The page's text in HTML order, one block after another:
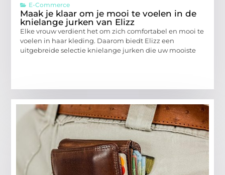
E-Commerce
Maak je klaar om je mooi te voelen in de
knielange jurken van Elizz
Elke vrouw verdient het om zich comfortabel en mooi te
voelen in haar kleding. Daarom biedt Elizz een
uitgebreide selectie knielange jurken die uw mooiste